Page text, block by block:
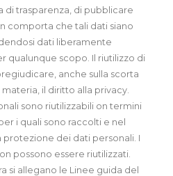
di trasparenza, di pubblicare
comporta che tali dati siano
dati liberamente
qualunque scopo. Il riutilizzo di
anche sulla scorta
il diritto alla privacy.
sono riutilizzabili on termini
i quali sono raccolti e nel
dei dati personali. I
possono essere riutilizzati.
si allegano le Linee guida del